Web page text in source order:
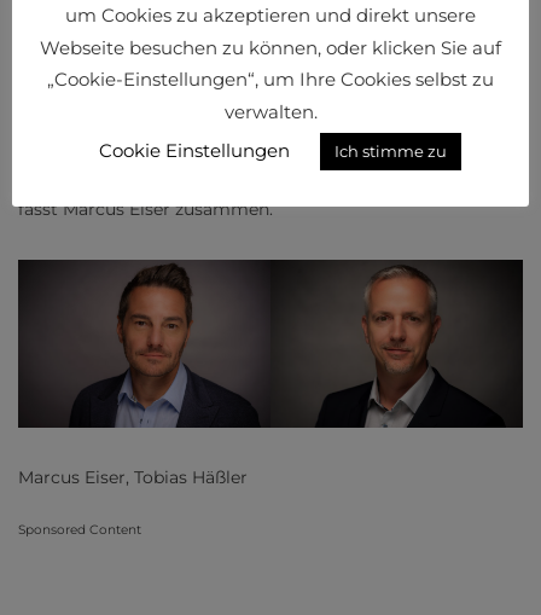
zu müssen. Essenziell ist für Unternehmen laut den
Experten: „KI? Ja, aber bitte mit Bedacht. Es empfiehlt sich,
Expertise im Haus aufzubauen, Modelle zu selektieren und
ist kein Zukunftsthema. Es gilt, heute zu beginnen, sie in
Teilprozessen in überschaubaren Bereichen gezielt
fasst Marcus Eiser zusammen.
Marcus Eiser, Tobias Häßler
Sponsored Content
um Cookies zu akzeptieren und direkt unsere
Webseite besuchen zu können, oder klicken Sie auf
„Cookie-Einstellungen“, um Ihre Cookies selbst zu
verwalten.
Cookie Einstellungen
Ich stimme zu